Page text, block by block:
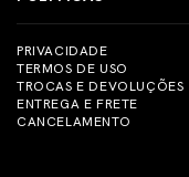
PRIVACIDADE
TERMOS DE USO
TROCAS E DEVOLUÇÕES
ENTREGA E FRETE
CANCELAMENTO